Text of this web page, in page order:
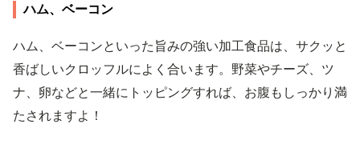
ハム、ベーコン
ハム、ベーコンといった旨みの強い加工食品は、サクッと
香ばしいクロッフルによく合います。野菜やチーズ、ツ
ナ、卵などと一緒にトッピングすれば、お腹もしっかり満
たされますよ！